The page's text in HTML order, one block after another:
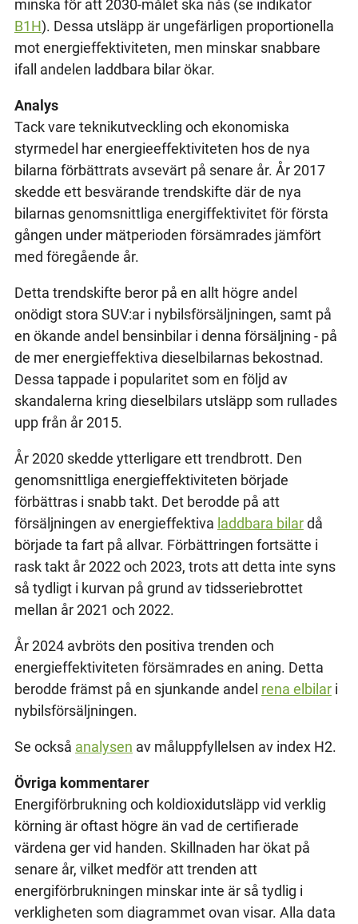
minska för att 2030-målet ska nås (se indikator
B1H). Dessa utsläpp är ungefärligen proportionella
mot energieffektiviteten, men minskar snabbare
ifall andelen laddbara bilar ökar.
Analys
Tack vare teknikutveckling och ekonomiska
styrmedel har energieeffektiviteten hos de nya
bilarna förbättrats avsevärt på senare år. År 2017
skedde ett besvärande trendskifte där de nya
bilarnas genomsnittliga energiffektivitet för första
gången under mätperioden försämrades jämfört
med föregående år.
Detta trendskifte beror på en allt högre andel
onödigt stora SUV:ar i nybilsförsäljningen, samt på
en ökande andel bensinbilar i denna försäljning - på
de mer energieffektiva dieselbilarnas bekostnad.
Dessa tappade i popularitet som en följd av
skandalerna kring dieselbilars utsläpp som rullades
upp från år 2015.
År 2020 skedde ytterligare ett trendbrott. Den
genomsnittliga energieffektiviteten började
förbättras i snabb takt. Det berodde på att
försäljningen av energieffektiva laddbara bilardå
började ta fart på allvar. Förbättringen fortsätte i
rask takt år 2022 och 2023, trots att detta inte syns
så tydligt i kurvan på grund av tidsseriebrottet
mellan år 2021 och 2022.
År 2024 avbröts den positiva trenden och
energieffektiviteten försämrades en aning. Detta
berodde främst på en sjunkande andel rena elbilari
nybilsförsäljningen.
Se också analysen av måluppfyllelsen av index H2.
Övriga kommentarer
Energiförbrukning och koldioxidutsläpp vid verklig
körning är oftast högre än vad de certifierade
värdena ger vid handen. Skillnaden har ökat på
senare år, vilket medför att trenden att
energiförbrukningen minskar inte är så tydlig i
verkligheten som diagrammet ovan visar. Alla data